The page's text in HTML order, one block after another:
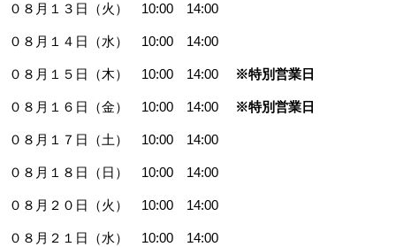
０８月１３日（火） 10:00 14:00
０８月１４日（水） 10:00 14:00
０８月１５日（木） 10:00 14:00 ※特別営業日
０８月１６日（金） 10:00 14:00 ※特別営業日
０８月１７日（土） 10:00 14:00
０８月１８日（日） 10:00 14:00
０８月２０日（火） 10:00 14:00
０８月２１日（水） 10:00 14:00